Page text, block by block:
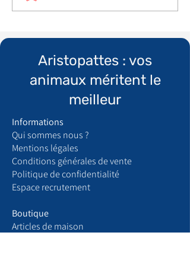
Aristopattes : vos
animaux méritent le
meilleur
Informations
Qui sommes nous ?
​Mentions légales
Conditions générales de vente
Politique de confidentialité
Espace recrutement
Boutique
Articles de maison